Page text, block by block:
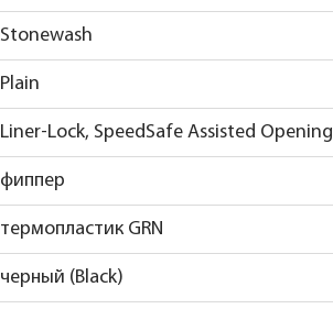
Stonewash
Plain
Liner-Lock, SpeedSafe Assisted Opening
фиппер
термопластик GRN
черный (Black)